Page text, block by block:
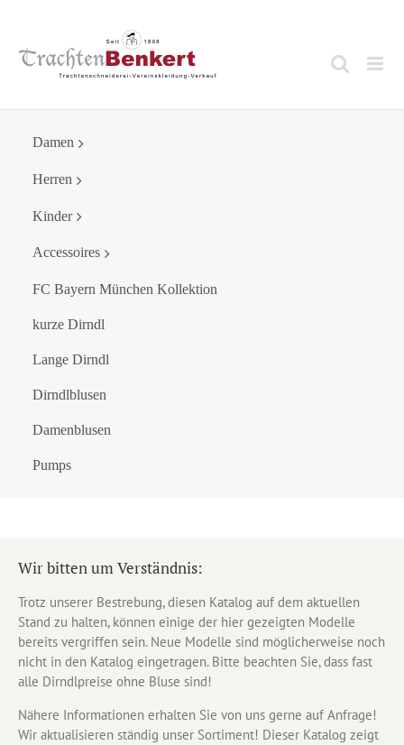
content
Damen
Herren
Kinder
Accessoires
FC Bayern München Kollektion
kurze Dirndl
Lange Dirndl
Dirndlblusen
Damenblusen
Pumps
Wir bitten um Verständnis:
Trotz unserer Bestrebung, diesen Katalog auf dem aktuellen
Stand zu halten, können einige der hier gezeigten Modelle
bereits vergriffen sein. Neue Modelle sind möglicherweise noch
nicht in den Katalog eingetragen. Bitte beachten Sie, dass fast
alle Dirndlpreise ohne Bluse sind!
Nähere Informationen erhalten Sie von uns gerne auf Anfrage!
Wir aktualisieren ständig unser Sortiment! Dieser Katalog zeigt